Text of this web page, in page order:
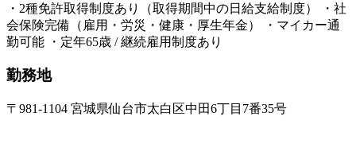
・2種免許取得制度あり（取得期間中の日給支給制度） ・社
会保険完備（雇用・労災・健康・厚生年金） ・マイカー通
勤可能 ・定年65歳 / 継続雇用制度あり
勤務地
〒981-1104 宮城県仙台市太白区中田6丁目7番35号